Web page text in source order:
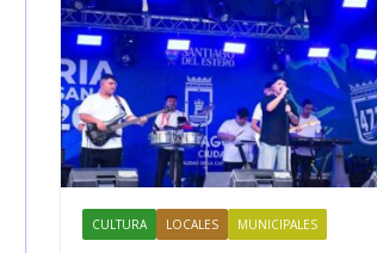
CULTURA LOCALES MUNICIPALES